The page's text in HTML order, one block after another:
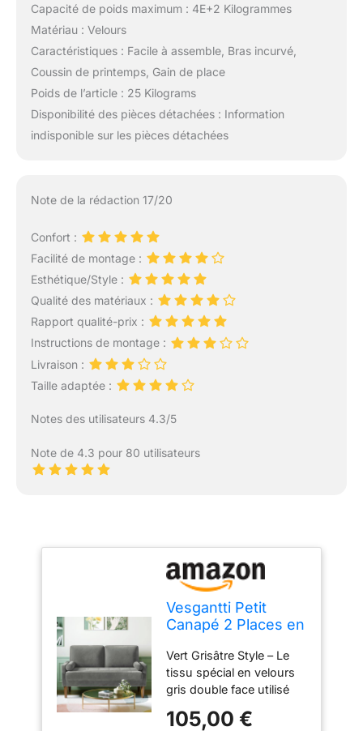
Capacité de poids maximum : 4E+2 Kilogrammes
Matériau : Velours
Caractéristiques : Facile à assemble, Bras incurvé,
Coussin de printemps, Gain de place
Poids de l’article : 25 Kilograms
Disponibilité des pièces détachées : Information
indisponible sur les pièces détachées
Note de la rédaction 17/20
Confort :
Facilité de montage :
Esthétique/Style :
Qualité des matériaux :
Rapport qualité-prix :
Instructions de montage :
Livraison :
Taille adaptée :
Notes des utilisateurs 4.3/5
Note de 4.3 pour 80 utilisateurs
Vesgantti Petit
Canapé 2 Places en
Coussin à Ressorts,
Accoudoirs, Salon
Moderne,
Causeuse Fixe
Vert Grisâtre Style – Le
tissu spécial en velours
gris double face utilisé
montrera différentes
105,00 €